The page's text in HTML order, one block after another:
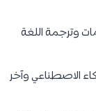
وترجمة اللغة
الاصطناعي وآخر